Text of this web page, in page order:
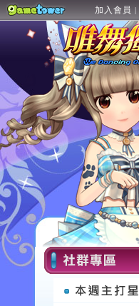
加入會員 |